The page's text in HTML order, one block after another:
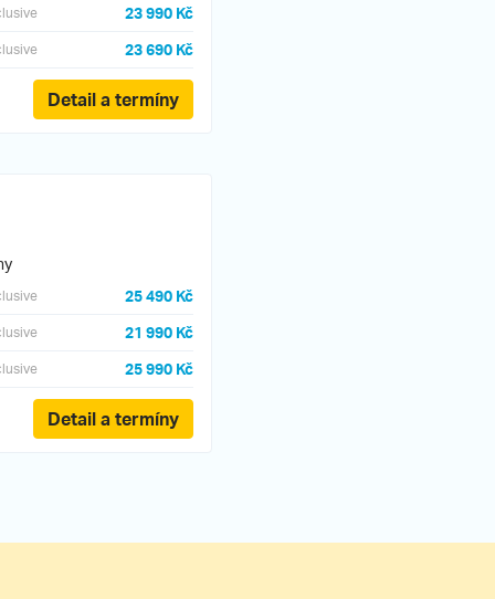
23 990 Kč
23 690 Kč
Detail a termíny
25 490 Kč
21 990 Kč
25 990 Kč
Detail a termíny